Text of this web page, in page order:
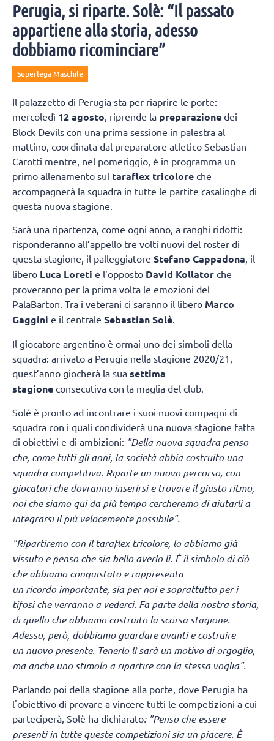
Perugia, si riparte. Solè: “Il passato
appartiene alla storia, adesso
dobbiamo ricominciare”
Superlega Maschile
Il palazzetto di Perugia sta per riaprire le porte:
mercoledì 12 agosto, riprende la preparazione dei
Block Devils con una prima sessione in palestra al
mattino, coordinata dal preparatore atletico Sebastian
Carotti mentre, nel pomeriggio, è in programma un
primo allenamento sul taraflex tricolore che
accompagnerà la squadra in tutte le partite casalinghe di
questa nuova stagione.
Sarà una ripartenza, come ogni anno, a ranghi ridotti:
risponderanno all’appello tre volti nuovi del roster di
questa stagione, il palleggiatore Stefano Cappadona, il
libero Luca Loreti e l’opposto David Kollator che
proveranno per la prima volta le emozioni del
PalaBarton. Tra i veterani ci saranno il libero Marco
Gaggini e il centrale Sebastian Solè.
Il giocatore argentino è ormai uno dei simboli della
squadra: arrivato a Perugia nella stagione 2020/21,
quest’anno giocherà la sua settima
stagione consecutiva con la maglia del club.
Solè è pronto ad incontrare i suoi nuovi compagni di
squadra con i quali condividerà una nuova stagione fatta
di obiettivi e di ambizioni: "Della nuova squadra penso
che, come tutti gli anni, la società abbia costruito una
squadra competitiva. Riparte un nuovo percorso, con
giocatori che dovranno inserirsi e trovare il giusto ritmo,
noi che siamo qui da più tempo cercheremo di aiutarli a
integrarsi il più velocemente possibile".
"Ripartiremo con il taraflex tricolore, lo abbiamo già
vissuto e penso che sia bello averlo lì. È il simbolo di ciò
che abbiamo conquistato e rappresenta
un ricordo importante, sia per noi e soprattutto per i
tifosi che verranno a vederci. Fa parte della nostra storia,
di quello che abbiamo costruito la scorsa stagione.
Adesso, però, dobbiamo guardare avanti e costruire
un nuovo presente. Tenerlo lì sarà un motivo di orgoglio,
ma anche uno stimolo a ripartire con la stessa voglia".
Parlando poi della stagione alla porte, dove Perugia ha
l'obiettivo di provare a vincere tutti le competizioni a cui
parteciperà, Solè ha dichiarato: "Penso che essere
presenti in tutte queste competizioni sia un piacere. È